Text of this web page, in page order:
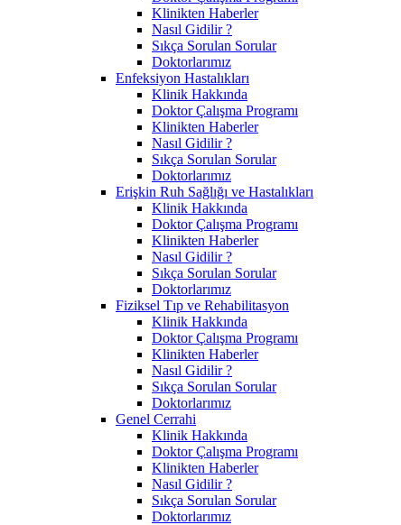
Klinikten Haberler
Nasıl Gidilir ?
Sıkça Sorulan Sorular
Doktorlarımız
Enfeksiyon Hastalıkları
Klinik Hakkında
Doktor Çalışma Programı
Klinikten Haberler
Nasıl Gidilir ?
Sıkça Sorulan Sorular
Doktorlarımız
Erişkin Ruh Sağlığı ve Hastalıkları
Klinik Hakkında
Doktor Çalışma Programı
Klinikten Haberler
Nasıl Gidilir ?
Sıkça Sorulan Sorular
Doktorlarımız
Fiziksel Tıp ve Rehabilitasyon
Klinik Hakkında
Doktor Çalışma Programı
Klinikten Haberler
Nasıl Gidilir ?
Sıkça Sorulan Sorular
Doktorlarımız
Genel Cerrahi
Klinik Hakkında
Doktor Çalışma Programı
Klinikten Haberler
Nasıl Gidilir ?
Sıkça Sorulan Sorular
Doktorlarımız